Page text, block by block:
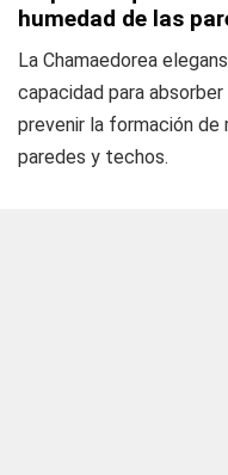
humedad de las
La Chamaedorea
capacidad para absorber
prevenir la formación de
paredes y techos.